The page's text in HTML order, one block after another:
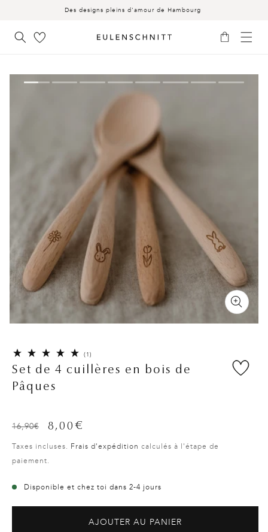
Des designs pleins d'amour de Hambourg
(1)
total
des
Set de 4 cuillères en bois de
Pâques
Prix
16,90€
Prix
8,00€
Taxes incluses. Frais d'expédition calculés à l'étape de
paiement.
Disponible et chez toi dans 2-4 jours
AJOUTER AU PANIER